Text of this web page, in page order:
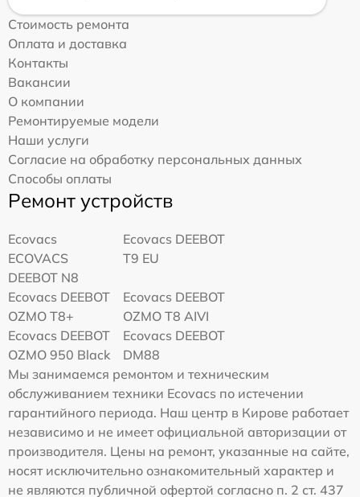
Стоимость ремонта
Оплата и доставка
Контакты
Вакансии
О компании
Ремонтируемые модели
Наши услуги
Согласие на обработку персональных данных
Способы оплаты
Ремонт устройств
Ecovacs
ECOVACS
DEEBOT N8
Ecovacs DEEBOT
T9 EU
Ecovacs DEEBOT
OZMO T8+
Ecovacs DEEBOT
OZMO T8 AIVI
Ecovacs DEEBOT
OZMO 950 Black
Ecovacs DEEBOT
DM88
Мы занимаемся ремонтом и техническим
обслуживанием техники Ecovacs по истечении
гарантийного периода. Наш центр в Кирове работает
независимо и не имеет официальной авторизации от
производителя. Цены на ремонт, указанные на сайте,
носят исключительно ознакомительный характер и
не являются публичной офертой согласно п. 2 ст. 437